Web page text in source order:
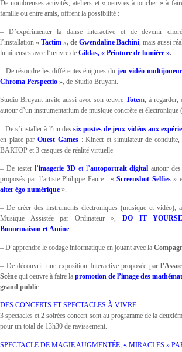
De nombreuses activités, ateliers et « oeuvres à toucher » à
famille ou entre amis, offrent la possibilité :
– D’expérimenter la danse interactive et de devenir
l’installation«Tactim », deGwendaline Bachini, mais aussi
lumineuses avec l’œuvre de Gildas, « Peinture de lumière ».
– De résoudre les différentes énigmes du jeu vidéo
Chroma Perspectio », de Studio Bruyant.
Studio Bruyant invite aussi avec son œuvreTotem, à regarder,
autour d’un instrumentarium de musique concrète et électronique
– De s’installer à l’un des six postes de jeux vidéos aux
en place parOuest Games : Kinect et simulateur de conduite,
BARTOP et 3 casques de réalité virtuelle
– De testerl’imagerie 3D et l’autoportrait digital autour
proposés par l’artiste Philippe Faure : «Screenshot Selfies »
alter égo numérique ».
– De créer des instruments électroniques (musique et vidéo),
Musique Assistée par Ordinateur », DO IT
Bonnemaison et Amine
– D’apprendre le codage informatique en jouant avec la
– De découvrir une exposition Interactive proposée par
Scènequi oeuvre à faire lapromotion de l’image des
grand public
DES CONCERTS ET SPECTACLES À VIVRE
3 spectacles et 2 soirées concert sont au programme de la
pour un total de 13h30 de ravissement.
SPECTACLE DE MAGIE AUGMENTÉE, « MIRACLES »